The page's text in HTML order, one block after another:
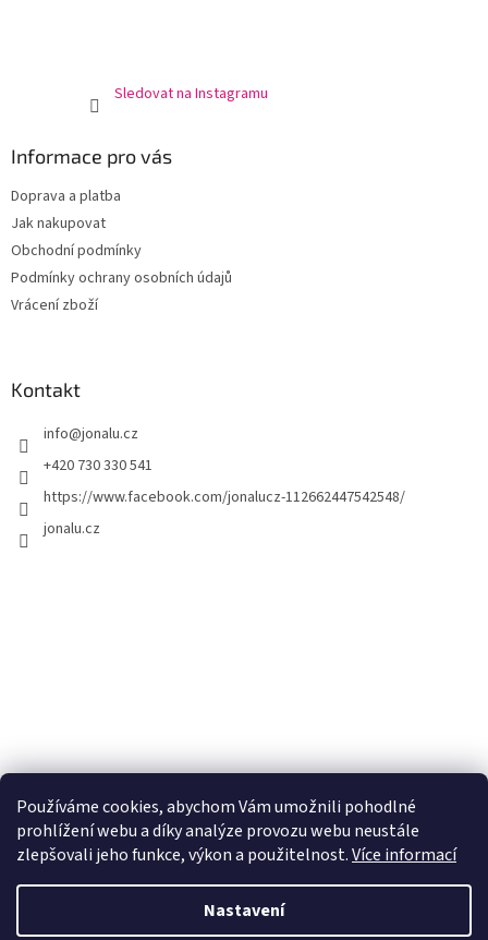
Používáme cookies, abychom Vám umožnili pohodlné
prohlížení webu a díky analýze provozu webu neustále
zlepšovali jeho funkce, výkon a použitelnost.Více informací
Nastavení
Sledovat na Instagramu
Informace pro vás
Doprava a platba
Jak nakupovat
Obchodní podmínky
Podmínky ochrany osobních údajů
Vrácení zboží
Kontakt
info@jonalu.cz
+420 730 330 541
https://www.facebook.com/jonalucz-112662447542548/
jonalu.cz
Vytvořil Shoptet